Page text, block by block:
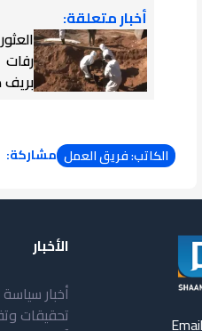
أخبار متعلقة:
بريف
الكاتب: فريق العمل مشاركة:
الأخبار
أخبار سياسة
تحقيقات